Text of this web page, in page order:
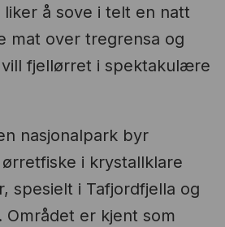
å sove i telt en natt
mat over tregrensa og
fjellørret i spektakulære
nasjonalpark byr
i krystallklare
spesielt i Tafjordfjella og
Området er kjent som